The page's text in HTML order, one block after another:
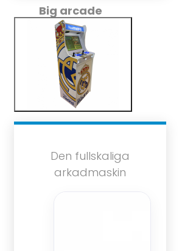
Big arcade
Den fullskaliga
arkadmaskin